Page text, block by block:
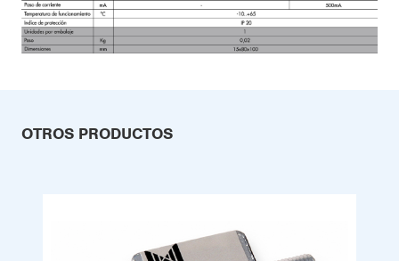
OTROS PRODUCTOS